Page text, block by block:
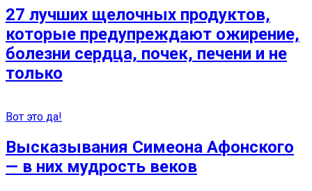
27 лучших щелочных продуктов,
которые предупреждают ожирение,
болезни сердца, почек, печени и не
только
Вот это да!
Высказывания Симеона Афонского
— в них мудрость веков